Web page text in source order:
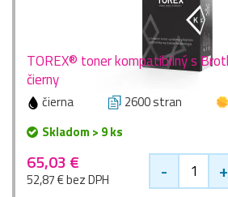
TOREX® toner kompatibilný s
čierny
čierna 2600 stran
Skladom > 9 ks
65,03 €
52,87 € bez DPH - +